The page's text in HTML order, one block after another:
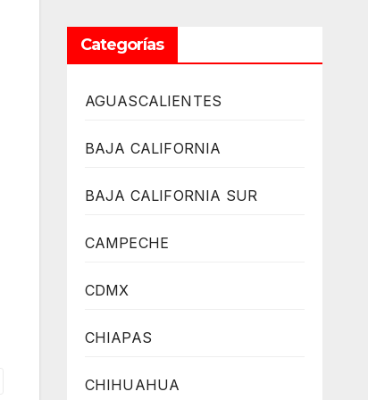
Categorías
AGUASCALIENTES
BAJA CALIFORNIA
BAJA CALIFORNIA SUR
CAMPECHE
CDMX
CHIAPAS
CHIHUAHUA